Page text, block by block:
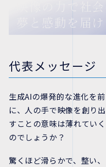
映像の力で社
夢と感動を届け
代表メッセージ
生成AIの爆発的な進化を前
に、人の手で映像を創り出
すことの意味は薄れていく
のでしょうか？
驚くほど滑らかで、整い、